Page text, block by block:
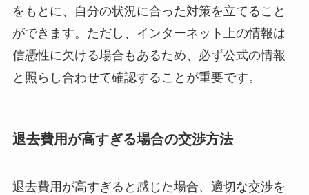
をもとに、自分の状況に合った対策を立てること
ができます。ただし、インターネット上の情報は
信憑性に欠ける場合もあるため、必ず公式の情報
と照らし合わせて確認することが重要です。
退去費用が高すぎる場合の交渉方法
退去費用が高すぎると感じた場合、適切な交渉を